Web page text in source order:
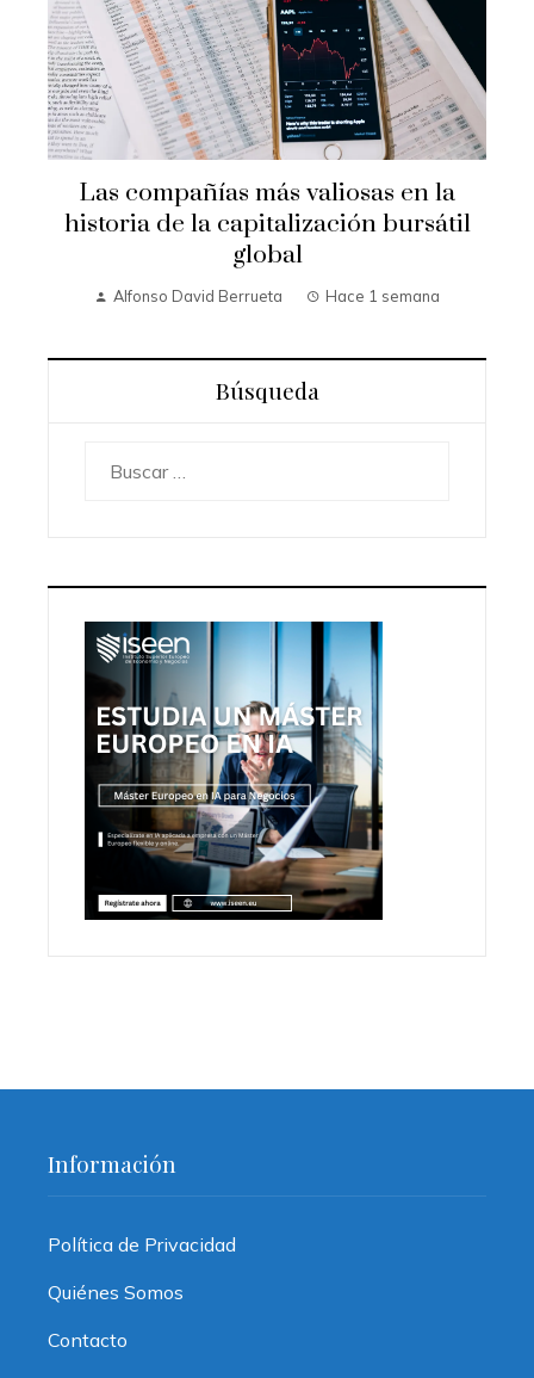
Las compañías más valiosas en la
historia de la capitalización bursátil
global
Alfonso David Berrueta Hace 1 semana
Búsqueda
Información
Política de Privacidad
Quiénes Somos
Contacto